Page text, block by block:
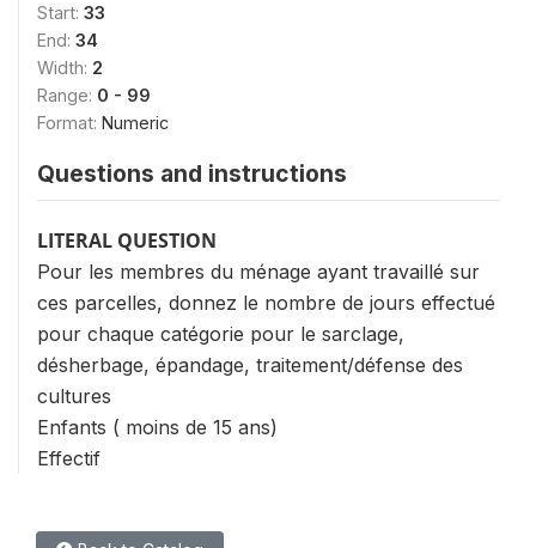
Start: 33
End: 34
Width: 2
Range: 0 - 99
Format: Numeric
Questions and instructions
LITERAL QUESTION
Pour les membres du ménage ayant travaillé sur
ces parcelles, donnez le nombre de jours effectué
pour chaque catégorie pour le sarclage,
désherbage, épandage, traitement/défense des
cultures
Enfants ( moins de 15 ans)
Effectif